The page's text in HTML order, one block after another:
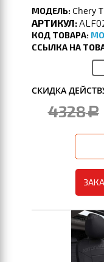
МОДЕЛЬ:Chery
АРТИКУЛ:
КОД ТОВАРА:
ССЫЛКА НА
СКИДКА
4328a